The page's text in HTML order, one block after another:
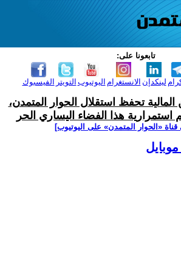
تابعونا على:
الفيسبوك التويتر اليوتيوب الانستغرام لينكدإن
المالية تحفظ استقلال الحوار المتمدن،
هذا الفضاء اليساري الحر
‫«الحوار المتمدن» على اليوتيوب]